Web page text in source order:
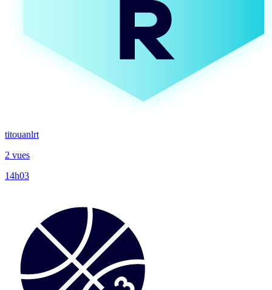
titouanlrt
2 vues
14h03